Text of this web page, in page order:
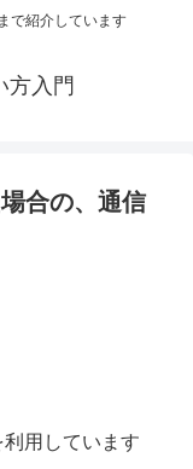
で紹介しています
方入門
合の、通信
用しています